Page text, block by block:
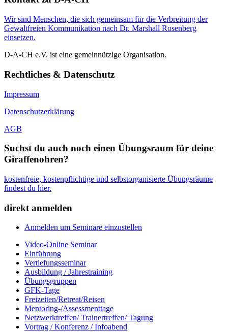
Wir sind Menschen, die sich gemeinsam für die Verbreitung der
Gewaltfreien Kommunikation nach Dr. Marshall Rosenberg
einsetzen.
D-A-CH e.V. ist eine gemeinnützige Organisation.
Rechtliches & Datenschutz
Impressum
Datenschutzerklärung
AGB
Suchst du auch noch einen Übungsraum für deine
Giraffenohren?
kostenfreie, kostenpflichtige und selbstorganisierte Übungsräume
findest du hier.
direkt anmelden
Anmelden um Seminare einzustellen
Video-Online Seminar
Einführung
Vertiefungsseminar
Ausbildung / Jahrestraining
Übungsgruppen
GFK-Tage
Freizeiten/Retreat/Reisen
Mentoring-/Assessmenttage
Netzwerktreffen/ Trainertreffen/ Tagung
Vortrag / Konferenz / Infoabend